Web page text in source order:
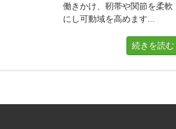
働きかけ、靭帯や関節を柔軟
にし可動域を高めます...
続きを読む